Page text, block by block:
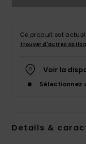
Ce produit est
Trouver d'autres
Voir la
Sélectionnez
Details &